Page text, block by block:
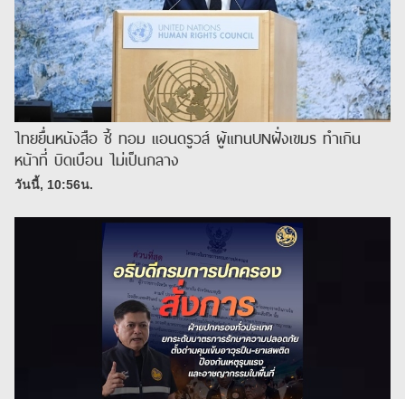
ไทยยื่นหนังสือ ชี้ ทอม แอนดรูวส์ ผู้แทนUNฝั่งเขมร ทำเกิน
หน้าที่ บิดเบือน ไม่เป็นกลาง
วันนี้, 10:56น.